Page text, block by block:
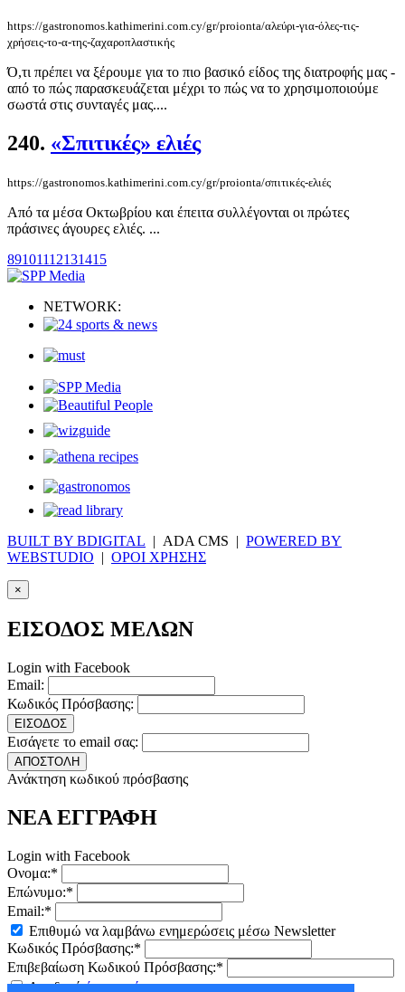
https://gastronomos.kathimerini.com.cy/gr/proionta/αλεύρι-για-όλες-τις-
χρήσεις-το-α-της-ζαχαροπλαστικής
Ό,τι πρέπει να ξέρουμε για το πιο βασικό είδος της διατροφής μας -
από το πώς παρασκευάζεται μέχρι το πώς να το χρησιμοποιούμε
σωστά στις συνταγές μας....
240. «Σπιτικές» ελιές
https://gastronomos.kathimerini.com.cy/gr/proionta/σπιτικές-ελιές
Από τα μέσα Οκτωβρίου και έπειτα συλλέγονται οι πρώτες
πράσινες άγουρες ελιές. ...
89101112131415
NETWORK:
BUILT BY BDIGITAL | ADA CMS | POWERED BY
WEBSTUDIO | ΟΡΟΙ ΧΡΗΣΗΣ
×
ΕΙΣΟΔΟΣ ΜΕΛΩΝ
Login with Facebook
Email:
Κωδικός Πρόσβασης:
ΕΙΣΟΔΟΣ
Εισάγετε το email σας:
ΑΠΟΣΤΟΛΗ
Ανάκτηση κωδικού πρόσβασης
ΝΕΑ ΕΓΓΡΑΦΗ
Login with Facebook
Ονομα:*
Επώνυμο:*
Email:*
Επιθυμώ να λαμβάνω ενημερώσεις μέσω Newsletter
Κωδικός Πρόσβασης:*
Επιβεβαίωση Κωδικού Πρόσβασης:*
Αποδοχήόρων χρήσης